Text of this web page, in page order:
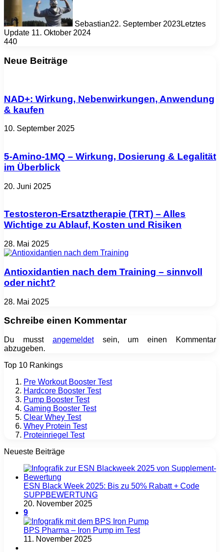
Sebastian22. September 2023Letztes
Update 11. Oktober 2024
440
Neue Beiträge
NAD+: Wirkung, Nebenwirkungen, Anwendung
& kaufen
10. September 2025
5-Amino-1MQ – Wirkung, Dosierung & Legalität
im Überblick
20. Juni 2025
Testosteron-Ersatztherapie (TRT) – Alles
Wichtige zu Ablauf, Kosten und Risiken
28. Mai 2025
Antioxidantien nach dem Training – sinnvoll
oder nicht?
28. Mai 2025
Schreibe einen Kommentar
Du musst angemeldetsein, um einen Kommentar
abzugeben.
Top 10 Rankings
Pre Workout Booster Test
Hardcore Booster Test
Pump Booster Test
Gaming Booster Test
Clear Whey Test
Whey Protein Test
Proteinriegel Test
Neueste Beiträge
ESN Black Week 2025: Bis zu 50% Rabatt + Code
SUPPBEWERTUNG
20. November 2025
9
BPS Pharma – Iron Pump im Test
11. November 2025